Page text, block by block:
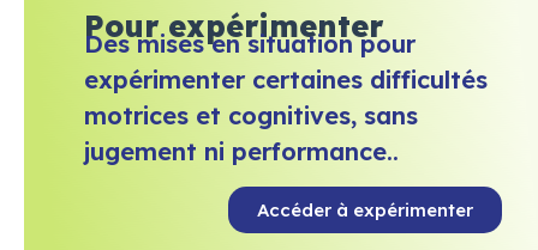
Pour expérimenter
Des mises en situation pour
expérimenter certaines difficultés
motrices et cognitives, sans
jugement ni performance..
Accéder à expérimenter